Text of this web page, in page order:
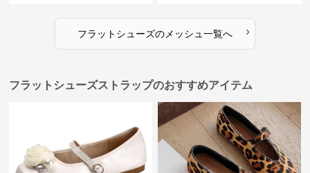
フラットシューズのメッシュ 一覧へ ›
フラットシューズストラップのおすすめアイテム